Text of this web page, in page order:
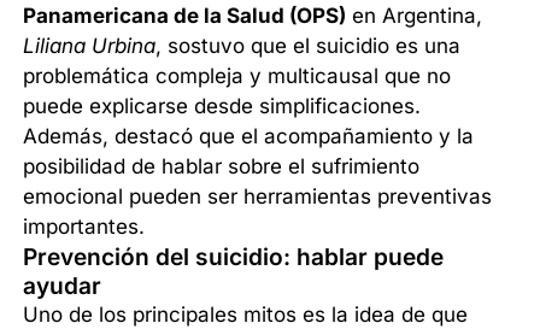
Panamericana de la Salud (OPS) en Argentina,
Liliana Urbina, sostuvo que el suicidio es una
problemática compleja y multicausal que no
puede explicarse desde simplificaciones.
Además, destacó que el acompañamiento y la
posibilidad de hablar sobre el sufrimiento
emocional pueden ser herramientas preventivas
importantes.
Prevención del suicidio: hablar puede
ayudar
Uno de los principales mitos es la idea de que